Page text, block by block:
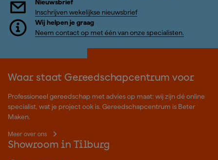
Nieuwsbrief
Inschrijven wekelijkse nieuwsbrief
Wij helpen je graag
Neem contact op met één van onze specialisten.
Waar staat Gereedschapcentrum voor
Professioneel gereedschap met advies op maat: wij zijn dé online
specialist, wat je project ook is. Gereedschapcentrum is Beter
Maken.
Meer over ons
Showroom in Tilburg